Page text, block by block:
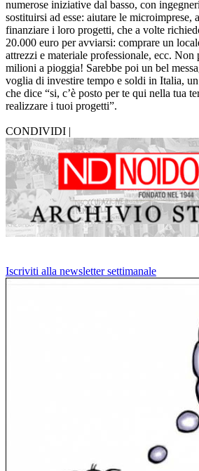
numerose iniziative dal basso, con
sostituirsi ad esse: aiutare le microimprese,
finanziare i loro progetti, che a volte
20.000 euro per avviarsi: comprare un
attrezzi e materiale professionale, ecc.
milioni a pioggia! Sarebbe poi un bel
voglia di investire tempo e soldi in Italia,
che dice “si, c’è posto per te qui nella tua
realizzare i tuoi progetti”.
CONDIVIDI |
Iscriviti alla newsletter settimanale